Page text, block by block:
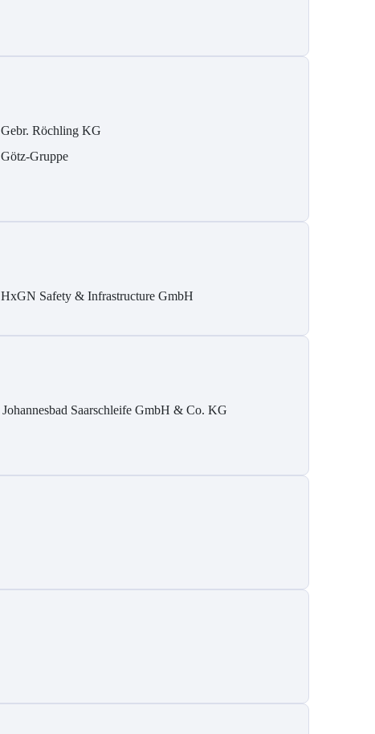
Gebr. Röchling KG
Götz-Gruppe
HxGN Safety & Infrastructure GmbH
Johannesbad Saarschleife GmbH & Co. KG